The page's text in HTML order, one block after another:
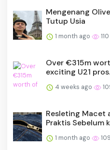
Mengenang
Tutup Usia
1 month ago 110
Over €315m
exciting U21
4 weeks ago
Resleting Macet
Praktis Sebelum
1 month ago 109